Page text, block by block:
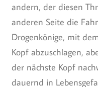
andern, der diesen
anderen Seite die
Drogenkönige, mit
Kopf abzuschlagen,
der nächste Kopf
dauernd in